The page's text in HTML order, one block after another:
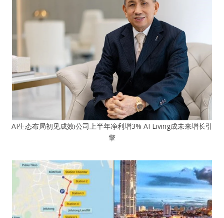
AI生态布局初见成效i公司上半年净利增3% AI Living成未来增长引
擎